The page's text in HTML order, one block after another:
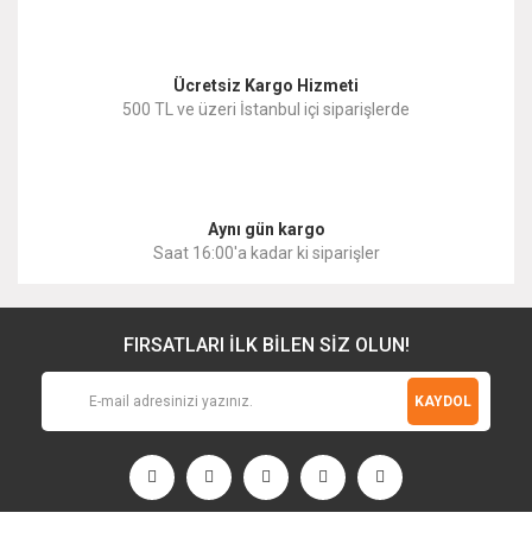
Ücretsiz Kargo Hizmeti
500 TL ve üzeri İstanbul içi siparişlerde
Aynı gün kargo
Saat 16:00'a kadar ki siparişler
FIRSATLARI İLK BİLEN SİZ OLUN!
KAYDOL